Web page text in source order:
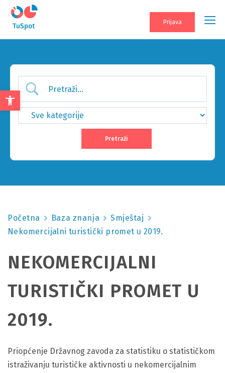
Open
toolbar
Prijava
Početna Baza znanja
Smještaj
Nekomercijalni turistički promet u 2019.
NEKOMERCIJALNI
TURISTIČKI PROMET U
2019.
Priopćenje Državnog zavoda za statistiku o statističkom
istraživanju turističke aktivnosti u nekomercijalnim